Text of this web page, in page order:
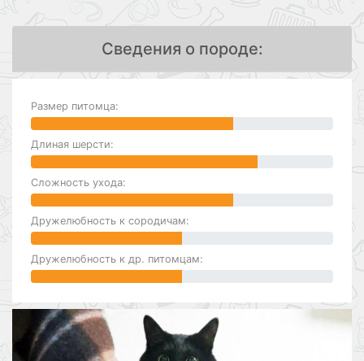
Сведения о породе:
Размер питомца:
Длиная шерсти:
Сложность ухода:
Дружелюбность к сородичам:
Дружелюбность к др. питомцам: